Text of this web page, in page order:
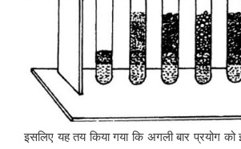
इसलिए यह तय किया गया कि अगली बार प्रयोग को